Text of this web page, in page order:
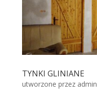
TYNKI GLINIANE
utworzone przez admin